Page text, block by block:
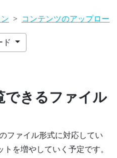
> コンテンツのアップロー
ド
できるファイル
ファイル形式に対応してい
を増やしていく予定です。